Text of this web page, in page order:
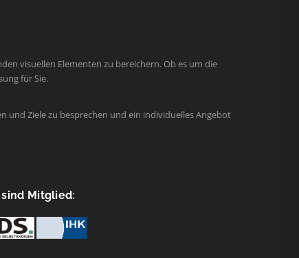
visuellen Elementen zu bereichern. Ob es um die
für Sie.
und Ziele zu besprechen und ein individuelles Angebot
Mitglied: